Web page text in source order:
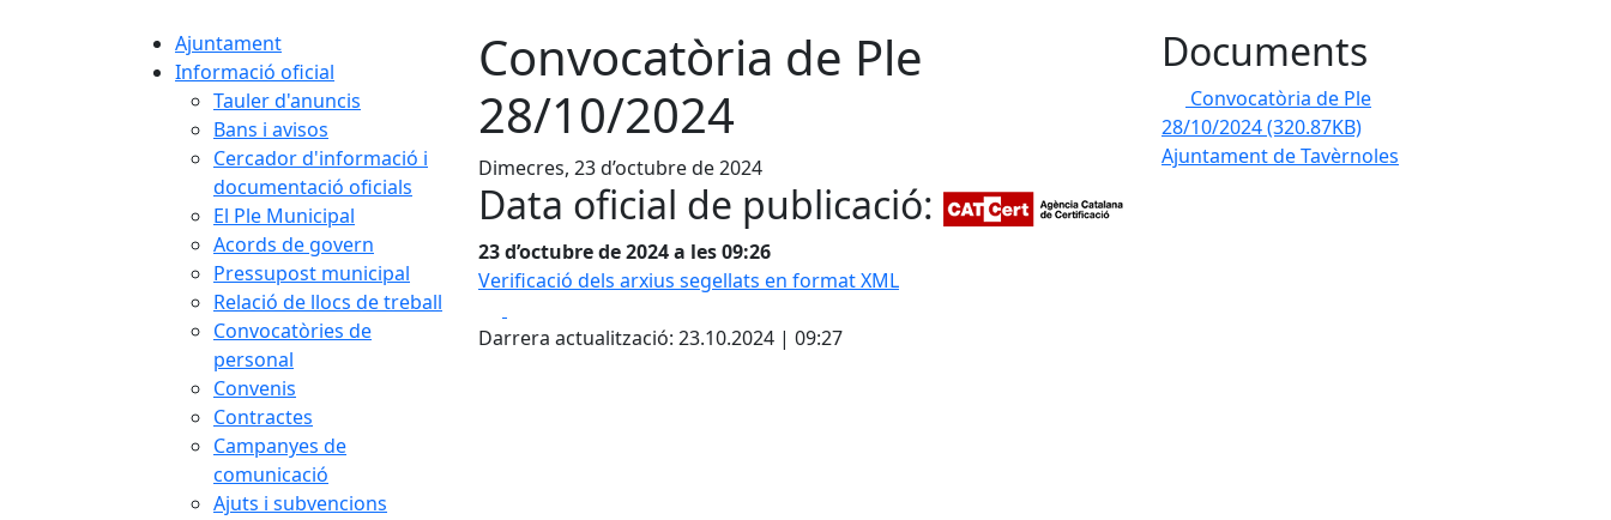
Ajuntament
Informació oficial
Tauler d'anuncis
Bans i avisos
Cercador d'informació i
documentació oficials
El Ple Municipal
Acords de govern
Pressupost municipal
Relació de llocs de treball
Convocatòries de
personal
Convenis
Contractes
Campanyes de
comunicació
Ajuts i subvencions
Convocatòria de Ple
28/10/2024
Dimecres, 23 d’octubre de 2024
Data oficial de publicació:
23 d’octubre de 2024 a les 09:26
Verificació dels arxius segellats en format XML
Darrera actualització: 23.10.2024 | 09:27
Documents
Convocatòria de Ple
28/10/2024(320.87KB)
Ajuntament de Tavèrnoles